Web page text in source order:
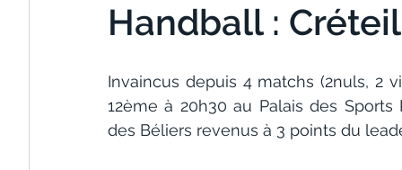
Handball :
Invaincus depuis 4 matchs (2nuls, 2
12ème à 20h30 au Palais des
des Béliers revenus à 3 points du